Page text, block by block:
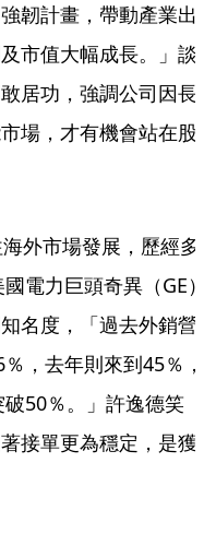
韌計畫，帶動產業出
市值大幅成長。」談
居功，強調公司因長
場，才有機會站在股
外市場發展，歷經多
電力巨頭奇異（GE
名度，「過去外銷營
，去年則來到45％，
50％。」許逸德笑
接單更為穩定，是獲